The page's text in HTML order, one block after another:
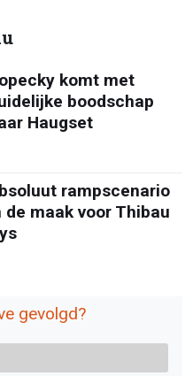
komt met
boodschap
Haugset
rampscenario
de maak voor Thibau
gevolgd?